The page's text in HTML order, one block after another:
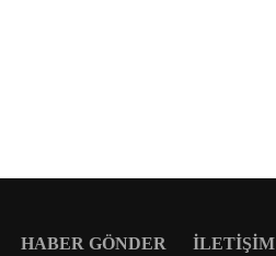
HABER GÖNDER İLETIŞIM